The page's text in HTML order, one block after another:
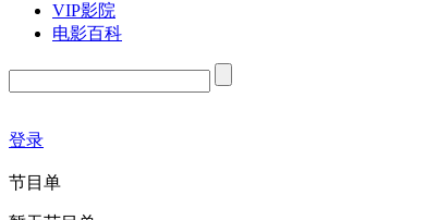
VIP影院
电影百科
登录
节目单